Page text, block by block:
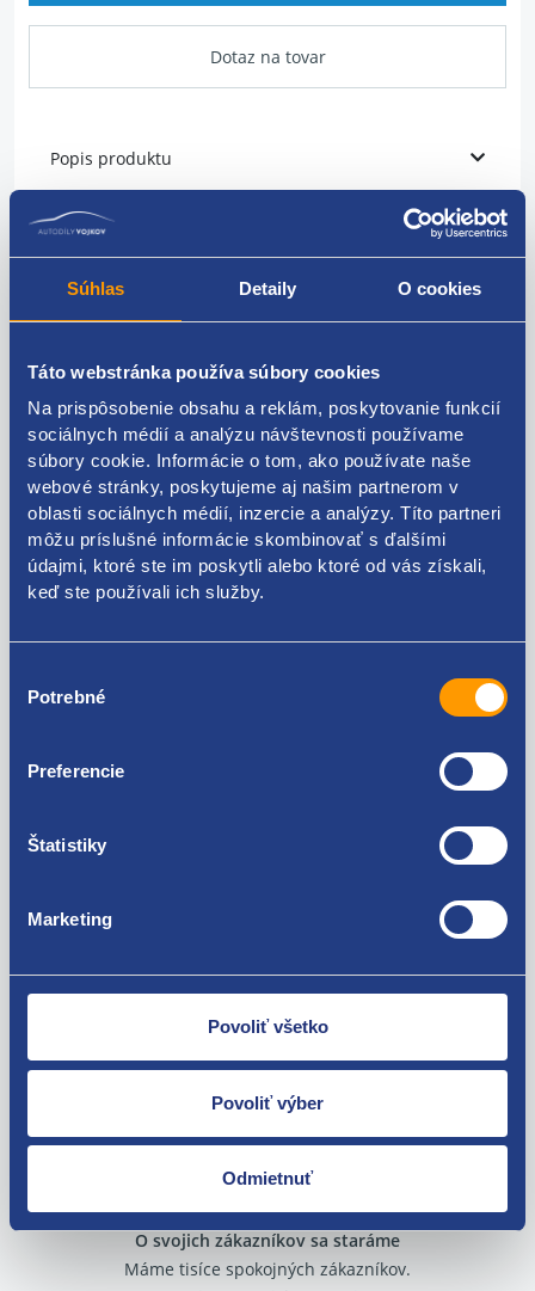
Súhlas Detaily O cookies
Táto webstránka používa súbory cookies
Na prispôsobenie obsahu a reklám, poskytovanie funkcií
sociálnych médií a analýzu návštevnosti používame
súbory cookie. Informácie o tom, ako používate naše
webové stránky, poskytujeme aj našim partnerom v
oblasti sociálnych médií, inzercie a analýzy. Títo partneri
môžu príslušné informácie skombinovať s ďalšími
údajmi, ktoré ste im poskytli alebo ktoré od vás získali,
keď ste používali ich služby.
súhlasu
Potrebné
Preferencie
Štatistiky
Marketing
Povoliť všetko
Povoliť výber
Odmietnuť
Dotaz na tovar
Popis produktu
Satie
materiál: hliník
motrizácia: 1,4 - AZE
Originálne číslo: 047129743S
Kódy produktov
047129743S
Škoda Fabia I 1999-2007 1.4
Nie ste spokojní? Vyriešime to!
Tovar môžete vrátiť do 60 dní od
O svojich zákazníkov sa staráme
Máme tisíce spokojných zákazníkov.